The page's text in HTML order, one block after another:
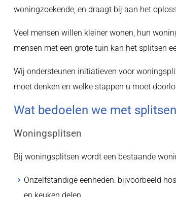
woningzoekende, en draagt bij aan het
Veel mensen willen kleiner wonen, hun
mensen met een grote tuin kan het splitsen
Wij ondersteunen initiatieven voor
moet denken en welke stappen u moet
Wat bedoelen we met
Woningsplitsen
Bij woningsplitsen wordt een bestaande
Onzelfstandige eenheden: bijvoorbeeld